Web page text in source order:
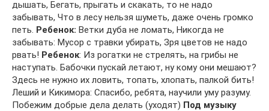
дышать, Бегать, прыгать и скакать, то не надо
забывать, Что в лесу нельзя шуметь, даже очень громко
петь. Ребенок: Ветки дуба не ломать, Никогда не
забывать: Мусор с травки убирать, Зря цветов не надо
рвать! Ребенок: Из рогатки не стрелять, на грибы не
наступать. Бабочки пускай летают, ну кому они мешают?
Здесь не нужно их ловить, топать, хлопать, палкой бить!
Леший и Кикимора: Спасибо, ребята, научили уму разуму.
Побежим добрые дела делать (уходят) Под музыку